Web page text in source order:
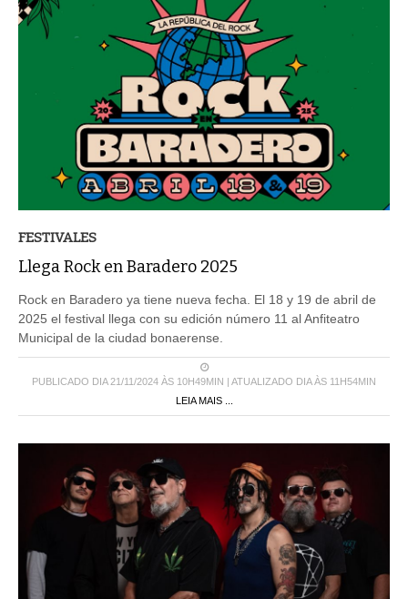
FESTIVALES
Llega Rock en Baradero 2025
Rock en Baradero ya tiene nueva fecha. El 18 y 19 de abril de
2025 el festival llega con su edición número 11 al Anfiteatro
Municipal de la ciudad bonaerense.
PUBLICADO DIA 21/11/2024 ÀS 10H49MIN | ATUALIZADO DIA ÀS 11H54MIN
LEIA MAIS ...